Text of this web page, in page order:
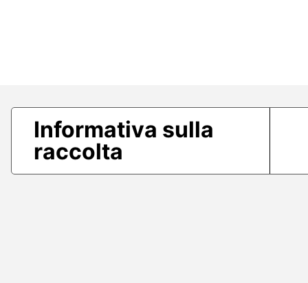
Informativa sulla
raccolta